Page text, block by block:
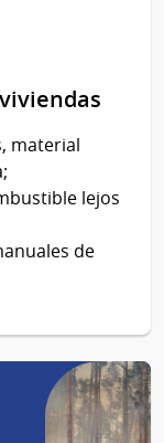
material
lejos
de